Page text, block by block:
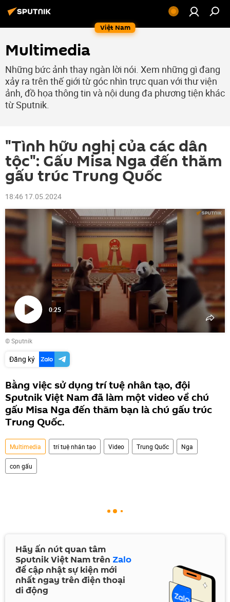
Việt Nam
Multimedia
Những bức ảnh thay ngàn lời nói. Xem những gì đang
xảy ra trên thế giới từ góc nhìn trực quan với thư viện
ảnh, đồ họa thông tin và nội dung đa phương tiện khác
từ Sputnik.
"Tình hữu nghị của các dân
tộc": Gấu Misa Nga đến thăm
gấu trúc Trung Quốc
18:46 17.05.2024
Phát
video
0:25
© Sputnik
Đăng ký
Bằng việc sử dụng trí tuệ nhân tạo, đội
Sputnik Việt Nam đã làm một video về chú
gấu Misa Nga đến thăm bạn là chú gấu trúc
Trung Quốc.
Multimedia trí tuệ nhân tạo Video Trung Quốc Nga
con gấu
Hãy ấn nút quan tâm
Sputnik Việt Nam trên Zalo
để cập nhật sự kiện mới
nhất ngay trên điện thoại
di động